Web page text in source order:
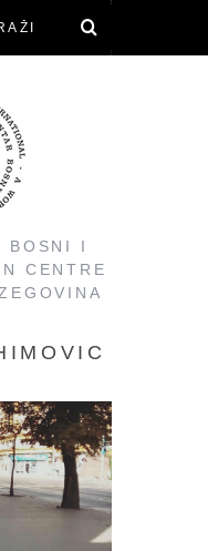
BOSNI I
CENTRE